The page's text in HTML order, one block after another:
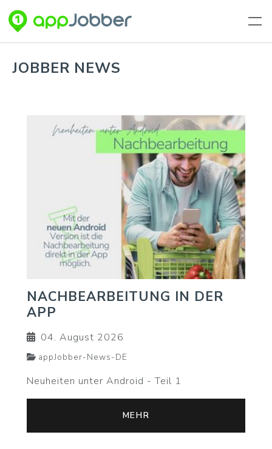
JOBBER NEWS
NACHBEARBEITUNG IN DER
APP
04. August 2026
appJobber-News-DE
Neuheiten unter Android - Teil 1
MEHR